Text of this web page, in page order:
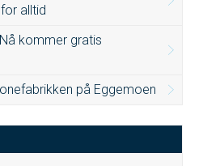
alltid
kommer gratis
på Eggemoen